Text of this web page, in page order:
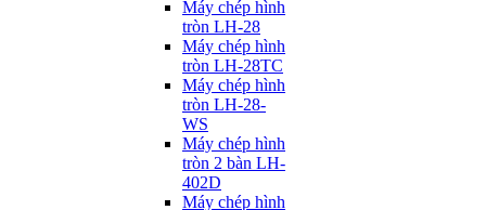
Máy chép hình
tròn LH-28
Máy chép hình
tròn LH-28TC
Máy chép hình
tròn LH-28-
WS
Máy chép hình
tròn 2 bàn LH-
402D
Máy chép hình